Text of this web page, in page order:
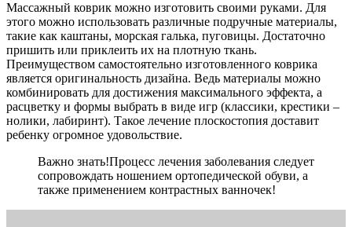
Массажный коврик можно изготовить своими руками. Для
этого можно использовать различные подручные материалы,
такие как каштаны, морская галька, пуговицы. Достаточно
пришить или приклеить их на плотную ткань.
Преимуществом самостоятельно изготовленного коврика
является оригинальность дизайна. Ведь материалы можно
комбинировать для достижения максимального эффекта, а
расцветку и формы выбрать в виде игр (классики, крестики –
нолики, лабиринт). Такое лечение плоскостопия доставит
ребенку огромное удовольствие.
Важно знать!Процесс лечения заболевания следует
сопровождать ношением ортопедической обуви, а
также применением контрастных ванночек!